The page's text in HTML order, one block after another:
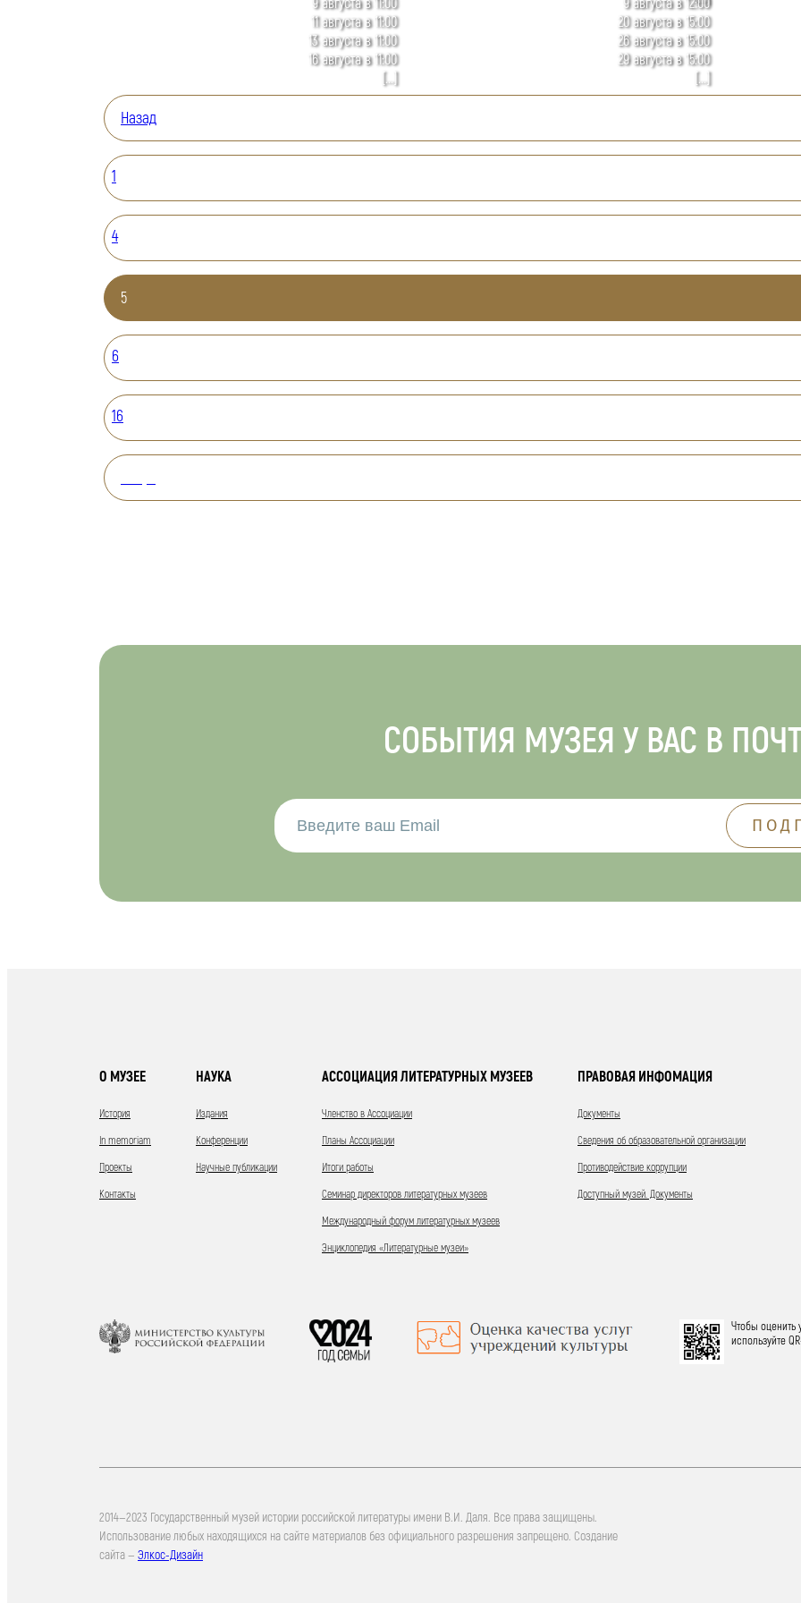
11 августа в 11:00
13 августа в 11:00
16 августа в 11:00
[...]
20 августа в 15:00
26 августа в 15:00
29 августа в 15:00
[...]
Назад
1
4
5
6
16
СОБЫТИЯ МУЗЕЯ У ВАС В
О МУЗЕЕ
История
In memoriam
Проекты
Контакты
НАУКА
Издания
Конференции
Научные публикации
АССОЦИАЦИЯ ЛИТЕРАТУРНЫХ МУЗЕЕВ
Членство в Ассоциации
Планы Ассоциации
Итоги работы
Семинар директоров литературных музеев
Международный форум литературных музеев
Энциклопедия «Литературные музеи»
ПРАВОВАЯ ИНФОМАЦИЯ
Документы
Сведения об образовательной организации
Противодействие коррупции
Доступный музей. Документы
Чтобы оценить
используйте
2014—2023 Государственный музей истории российской литературы имени В.И. Даля. Все права защищены.
Использование любых находящихся на сайте материалов без официального разрешения запрещено. Создание
сайта — Элкос-Дизайн